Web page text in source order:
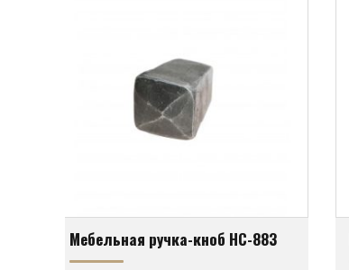
Мебельная ручка-кноб HC-883